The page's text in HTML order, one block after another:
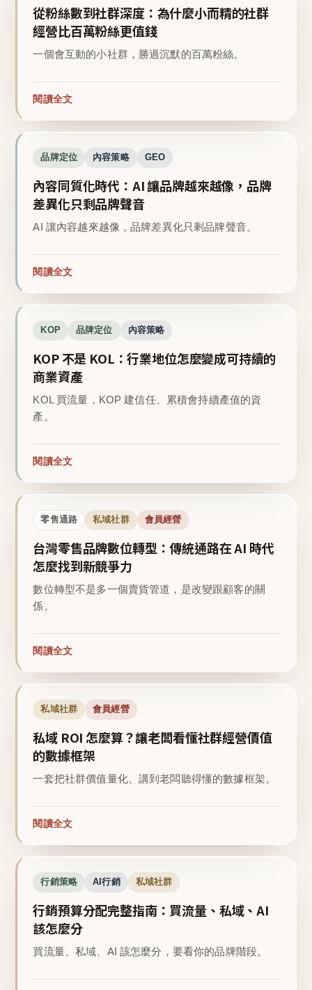
從粉絲數到社群深度：為什麼小而精的社群
經營比百萬粉絲更值錢
一個會互動的小社群，勝過沉默的百萬粉絲。
閱讀全文
品牌定位 內容策略 GEO
內容同質化時代：AI 讓品牌越來越像，品牌
差異化只剩品牌聲音
AI 讓內容越來越像，品牌差異化只剩品牌聲音。
閱讀全文
KOP 品牌定位 內容策略
KOP 不是 KOL：行業地位怎麼變成可持續的
商業資產
KOL 買流量，KOP 建信任、累積會持續產值的資
產。
閱讀全文
零售通路 私域社群 會員經營
台灣零售品牌數位轉型：傳統通路在 AI 時代
怎麼找到新競爭力
數位轉型不是多一個賣貨管道，是改變跟顧客的關
係。
閱讀全文
私域社群 會員經營
私域 ROI 怎麼算？讓老闆看懂社群經營價值
的數據框架
一套把社群價值量化、講到老闆聽得懂的數據框架。
閱讀全文
行銷策略 AI行銷 私域社群
行銷預算分配完整指南：買流量、私域、AI
該怎麼分
買流量、私域、AI 該怎麼分，要看你的品牌階段。